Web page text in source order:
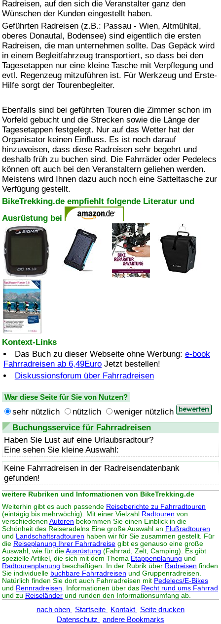
Radreisen, auf den sich die Veranstalter ganz den
Wünschen der Kunden eingestellt haben.
Geführten Radreisen (z.B.: Passau - Wien, Altmühltal,
oberes Donautal, Bodensee) sind eigentlich die ersten
Radreisen, die man unternehmen sollte. Das Gepäck wird
in einem Begleitfahrzeug transportiert, so dass bei den
Tagesetappen nur eine kleine Tasche mit Verpflegung und
evtl. Regenzeug mitzuführen ist. Für Werkzeug und Erste-
Hilfe sorgt der Tourenbegleiter.
Ebenfalls sind bei geführten Touren die Zimmer schon im
Vorfeld gebucht und die Strecken sowie die Länge der
Tagesetappen festgelegt. Nur auf das Wetter hat der
Organisator keinen Einfluss. Es ist noch darauf
hinzuweisen, dass diese Radreisen sehr begehrt und
deshalb früh zu buchen sind. Die Fahrräder oder Pedelecs
können oft auch bei den Veranstaltern geliehen werden.
Meistens wird Ihnen dazu auch noch eine Satteltasche zur
Verfügung gestellt.
BikeTrekking.de empfiehlt folgende Literatur und
Ausrüstung bei
Kontext-Links
Das Buch zu dieser Webseite ohne Werbung: e-book
Fahrradreisen ab 6,49Euro Jetzt bestellen!
Diskussionsforum über Fahrradreisen
War diese Seite für Sie von Nutzen?
sehr nützlich nützlich
weniger nützlich
Buchungsservice für Fahrradreisen
Haben Sie Lust auf eine Urlaubsradtour?
Eine sehen Sie kleine Auswahl:
Keine Fahrradreisen in der Radreisendatenbank
gefunden!
weitere Rubriken und Informationen von BikeTrekking.de
Weiterhin gibt es auch passende Reiseberichte zu Fahrradtouren
(eintägig bis mehrwöchig). Mit einer Vielzahl
Radtouren von
verschiedenen Autoren bekommen Sie einen Einblick in die
Schönheit des Reiseradelns Eine große Auswahl an Flußradtouren
und Landschaftsradtouren haben wir für Sie zusammen gestellt. Für
die Reiseplanung Ihrer Fahrradreise gibt es genauso eine große
Auswahl, wie für die Ausrüstung (Fahrrad, Zelt, Camping). Es gibt
spezielle Artikel, die sich mit dem Thema Etappenplanung und
Radtourenplanung beschäftigen. In der Rubrik über Radreisen finden
Sie individuelle buchbare Fahrradreisen und Gruppenradreisen.
Natürlich finden Sie dort auch Fahrradreisen mit Pedelecs/E-Bikes
und Rennradreisen. Informationen über das Recht rund ums Fahrrad
und zu Reiseländer und runden den Informationsumfang ab.
nach oben Startseite Kontakt
Seite drucken
Datenschutz
andere Bookmarks